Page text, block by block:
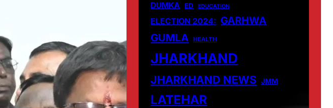
DUMKA ED EDUCATION
ELECTION 2024: GARHWA
GUMLA HEALTH
JHARKHAND
JHARKHAND NEWS JMM
LATEHAR